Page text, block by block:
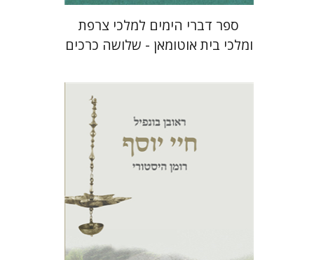
ספר דברי הימים למלכי צרפת
ומלכי בית אוטומאן - שלושה כרכים
ראובן בונפיל